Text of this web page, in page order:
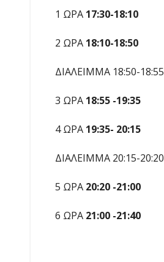
1 ΩΡΑ 17:30-18:10
2 ΩΡΑ 18:10-18:50
ΔΙΑΛΕΙΜΜΑ 18:50-18:55
3 ΩΡΑ 18:55 -19:35
4 ΩΡΑ 19:35- 20:15
ΔΙΑΛΕΙΜΜΑ 20:15-20:20
5 ΩΡΑ 20:20 -21:00
6 ΩΡΑ 21:00 -21:40